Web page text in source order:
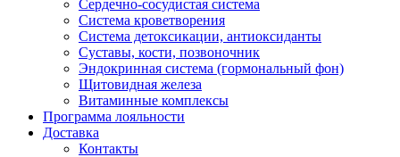
Сердечно-сосудистая система
Система кроветворения
Система детоксикации, антиоксиданты
Суставы, кости, позвоночник
Эндокринная система (гормональный фон)
Щитовидная железа
Витаминные комплексы
Программа лояльности
Доставка
Контакты